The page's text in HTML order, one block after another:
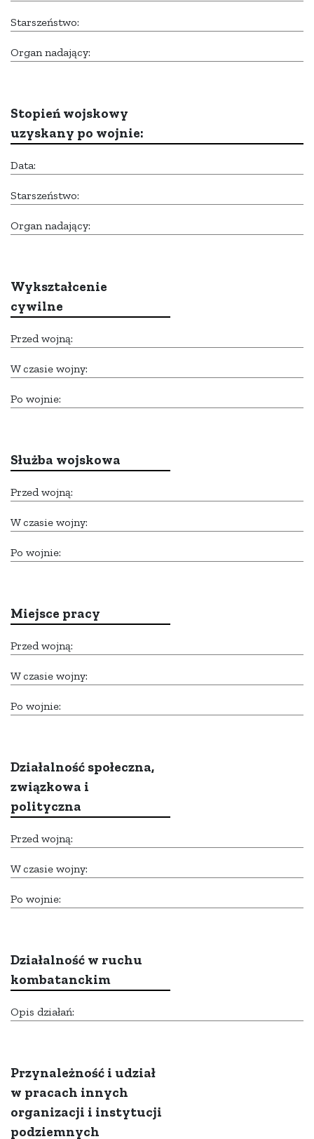
Starszeństwo:
Organ nadający:
Stopień wojskowy
uzyskany po wojnie:
Data:
Starszeństwo:
Organ nadający:
Wykształcenie
cywilne
Przed wojną:
W czasie wojny:
Po wojnie:
Służba wojskowa
Przed wojną:
W czasie wojny:
Po wojnie:
Miejsce pracy
Przed wojną:
W czasie wojny:
Po wojnie:
Działalność społeczna,
związkowa i
polityczna
Przed wojną:
W czasie wojny:
Po wojnie:
Działalność w ruchu
kombatanckim
Opis działań:
Przynależność i udział
w pracach innych
organizacji i instytucji
podziemnych